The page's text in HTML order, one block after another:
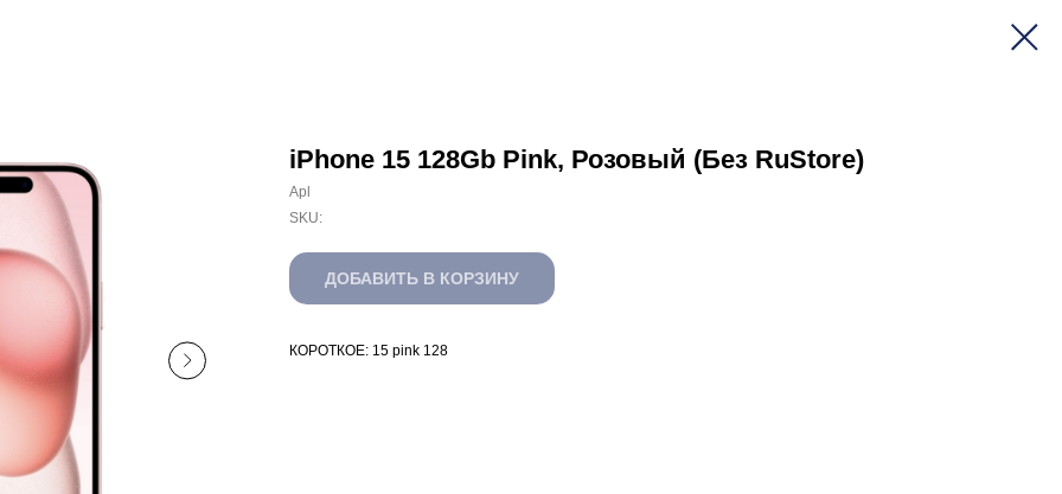
iPhone 15 128Gb Pink, Розовый (Без RuStore)
Apl
SKU:
ДОБАВИТЬ В КОРЗИНУ
КОРОТКОЕ: 15 pink 128